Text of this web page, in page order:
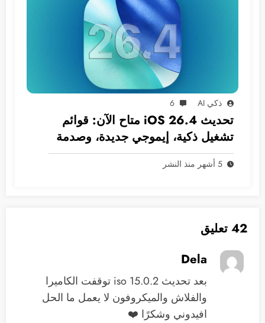
ذكي AI 6
تحديث iOS 26.4 متاح الآن: قوائم
تشغيل ذكية، إيموجي جديدة، وصدمة
في انتظار سيري!
5 أشهر منذ النشر
42 تعليق
Dela
بعد تحديث iso 15.0.2 توقفت الكاميرا
والفلاش والميكروفون لا يعمل ما الحل
افيدوني وشكرًا ❤️